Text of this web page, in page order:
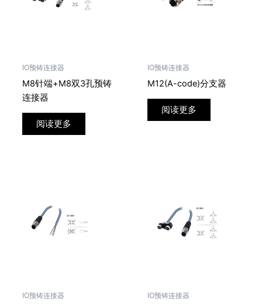
IO预铸连接器
M8针端+M8双3孔预铸
连接器
阅读更多
IO预铸连接器
M12(A-code)分支器
阅读更多
IO预铸连接器 IO预铸连接器